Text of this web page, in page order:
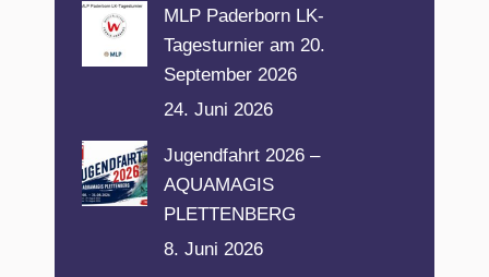
MLP Paderborn LK-
Tagesturnier am 20.
September 2026
24. Juni 2026
Jugendfahrt 2026 –
AQUAMAGIS
PLETTENBERG
8. Juni 2026